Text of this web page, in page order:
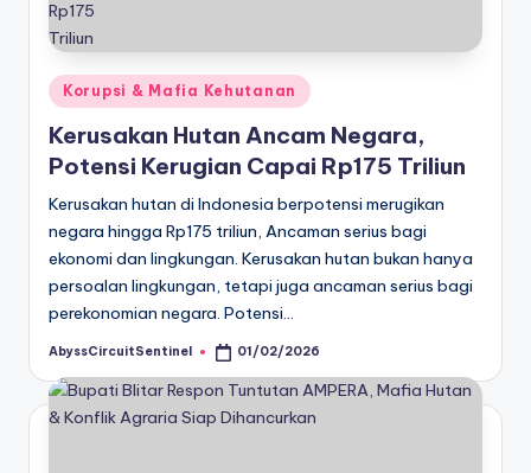
Posted
in
Korupsi & Mafia Kehutanan
Kerusakan Hutan Ancam Negara,
Potensi Kerugian Capai Rp175 Triliun
Kerusakan hutan di Indonesia berpotensi merugikan
negara hingga Rp175 triliun, Ancaman serius bagi
ekonomi dan lingkungan. Kerusakan hutan bukan hanya
persoalan lingkungan, tetapi juga ancaman serius bagi
perekonomian negara. Potensi…
Posted
AbyssCircuitSentinel 01/02/2026